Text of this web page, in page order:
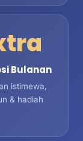
Bulanan
istimewa,
& hadiah